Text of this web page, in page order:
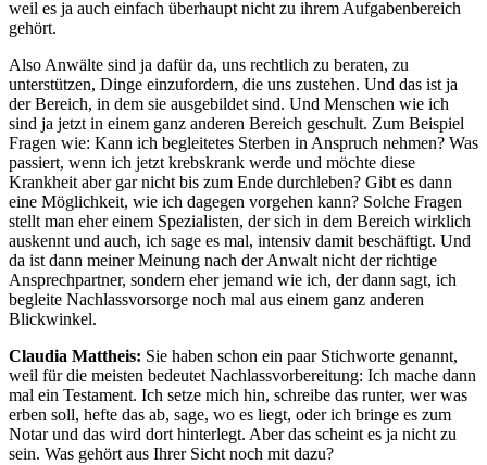
weil es ja auch einfach überhaupt nicht zu ihrem Aufgabenbereich
gehört.
Also Anwälte sind ja dafür da, uns rechtlich zu beraten, zu
unterstützen, Dinge einzufordern, die uns zustehen. Und das ist ja
der Bereich, in dem sie ausgebildet sind. Und Menschen wie ich
sind ja jetzt in einem ganz anderen Bereich geschult. Zum Beispiel
Fragen wie: Kann ich begleitetes Sterben in Anspruch nehmen? Was
passiert, wenn ich jetzt krebskrank werde und möchte diese
Krankheit aber gar nicht bis zum Ende durchleben? Gibt es dann
eine Möglichkeit, wie ich dagegen vorgehen kann? Solche Fragen
stellt man eher einem Spezialisten, der sich in dem Bereich wirklich
auskennt und auch, ich sage es mal, intensiv damit beschäftigt. Und
da ist dann meiner Meinung nach der Anwalt nicht der richtige
Ansprechpartner, sondern eher jemand wie ich, der dann sagt, ich
begleite Nachlassvorsorge noch mal aus einem ganz anderen
Blickwinkel.
Claudia Mattheis: Sie haben schon ein paar Stichworte genannt,
weil für die meisten bedeutet Nachlassvorbereitung: Ich mache dann
mal ein Testament. Ich setze mich hin, schreibe das runter, wer was
erben soll, hefte das ab, sage, wo es liegt, oder ich bringe es zum
Notar und das wird dort hinterlegt. Aber das scheint es ja nicht zu
sein. Was gehört aus Ihrer Sicht noch mit dazu?